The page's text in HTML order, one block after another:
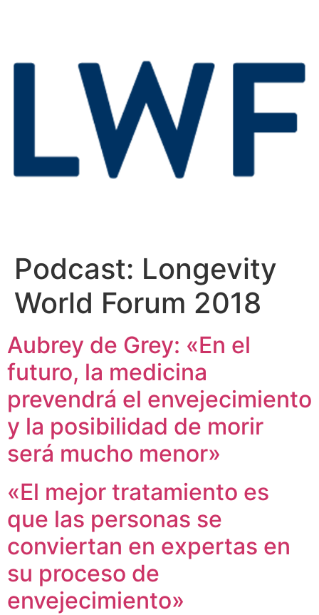
Podcast: Longevity
World Forum 2018
Aubrey de Grey: «En el
futuro, la medicina
prevendrá el envejecimiento
y la posibilidad de morir
será mucho menor»
«El mejor tratamiento es
que las personas se
conviertan en expertas en
su proceso de
envejecimiento»